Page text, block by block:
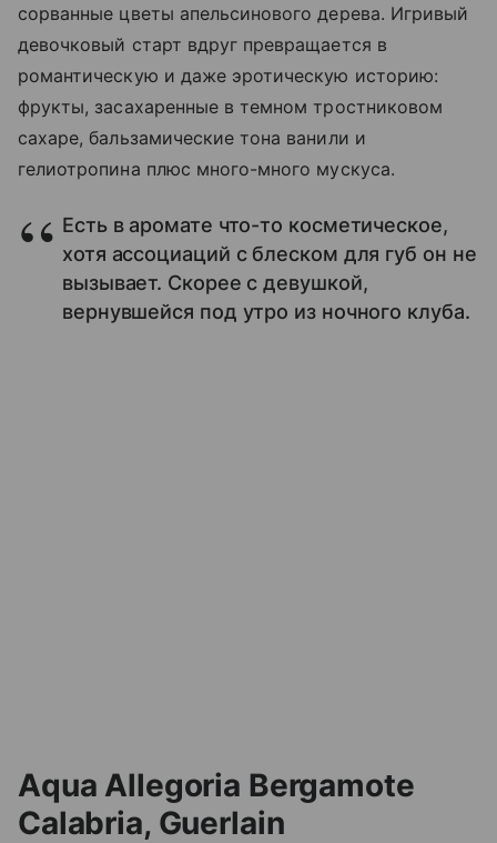
сорванные цветы апельсинового дерева. Игривый
девочковый старт вдруг превращается в
романтическую и даже эротическую историю:
фрукты, засахаренные в темном тростниковом
сахаре, бальзамические тона ванили и
гелиотропина плюс много-много мускуса.
Есть в аромате что-то косметическое,
хотя ассоциаций с блеском для губ он не
вызывает. Скорее с девушкой,
вернувшейся под утро из ночного клуба.
Aqua Allegoria Bergamote
Calabria, Guerlain